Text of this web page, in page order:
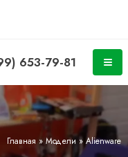
653-79-81
Главная»Модели » Alienware